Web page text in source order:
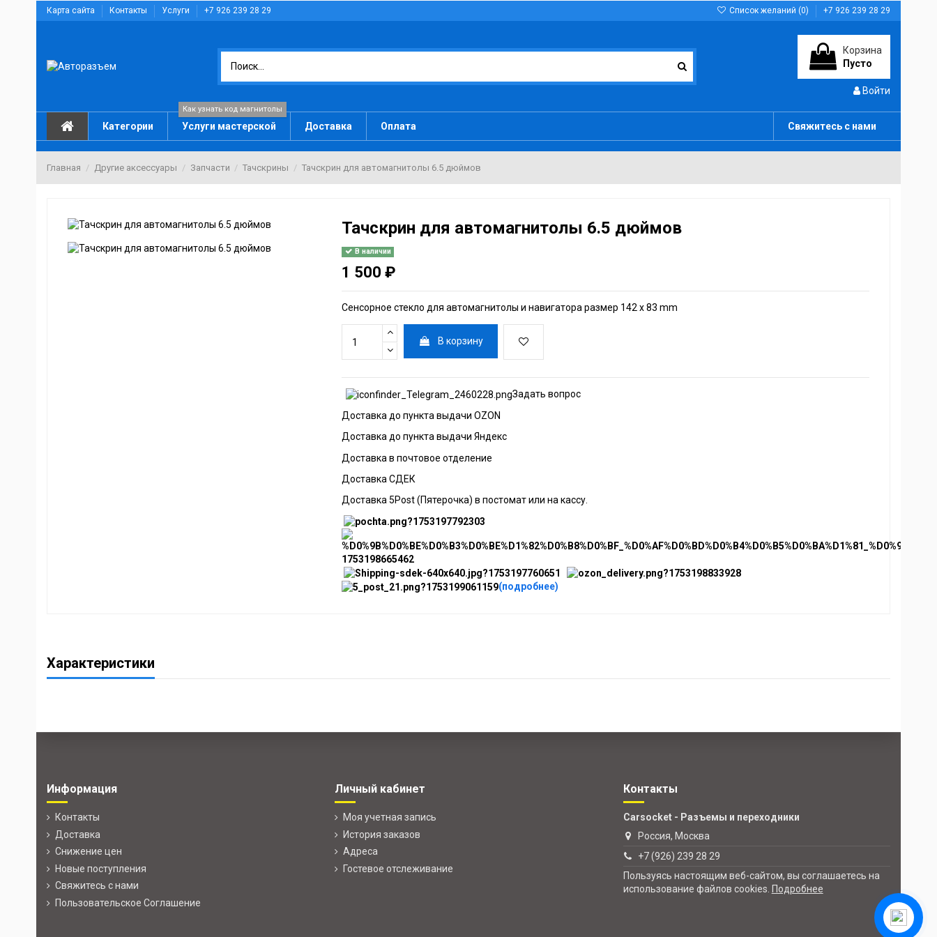
Карта сайта Контакты Услуги +7 926 239 28 29 Список желаний (0) +7 926 239 28 29
Корзина
Пусто
Войти
Категории Услуги мастерской
Как узнать код магнитолы
Доставка Оплата Свяжитесь с нами
Главная Другие аксессуары Запчасти Тачскрины Тачскрин для автомагнитолы 6.5 дюймов
Тачскрин для автомагнитолы 6.5 дюймов
В наличии
1 500 ₽
Сенсорное стекло для автомагнитолы и навигатора размер 142 х 83 mm
В корзину
Задать вопрос
Доставка до пункта выдачи OZON
Доставка до пункта выдачи Яндекс
Доставка в почтовое отделение
Доставка СДЕК
Доставка 5Post (Пятерочка) в постомат или на кассу.
(подробнее)
Характеристики
Информация
Контакты
Доставка
Снижение цен
Новые поступления
Свяжитесь с нами
Пользовательское Соглашение
Личный кабинет
Моя учетная запись
История заказов
Адреса
Гостевое отслеживание
Контакты
Carsocket - Разъемы и переходники
Россия, Москва
+7 (926) 239 28 29
Пользуясь настоящим веб-сайтом, вы соглашаетесь на
использование файлов cookies. Подробнее
Свяжитесь с
нами.